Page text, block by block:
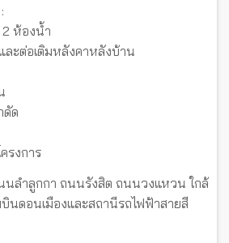
ห้องน้ำ
ละต่อเติมหลังคาหลังบ้าน
ดัด
รงการ
นลำลูกกา ถนนรังสิต ถนนวงแหวน ใกล้
นดอนเมืองและสถานีรถไฟฟ้าสายสี